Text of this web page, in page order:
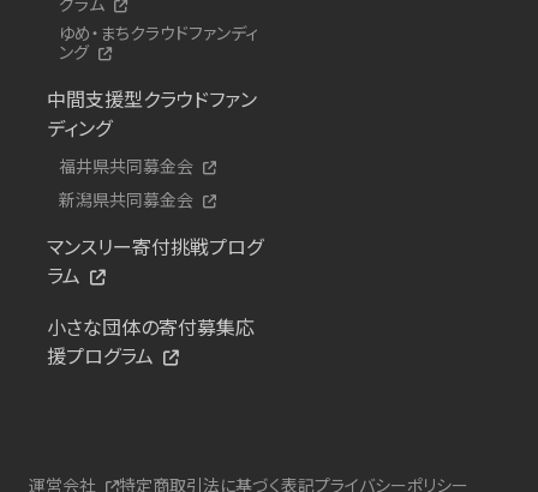
ゆめ・まちクラウドファンディ
ング
中間支援型クラウドファン
ディング
福井県共同募金会
新潟県共同募金会
マンスリー寄付挑戦プログ
ラム
小さな団体の寄付募集応
援プログラム
運営会社 特定商取引法に基づく表記プライバシーポリシー